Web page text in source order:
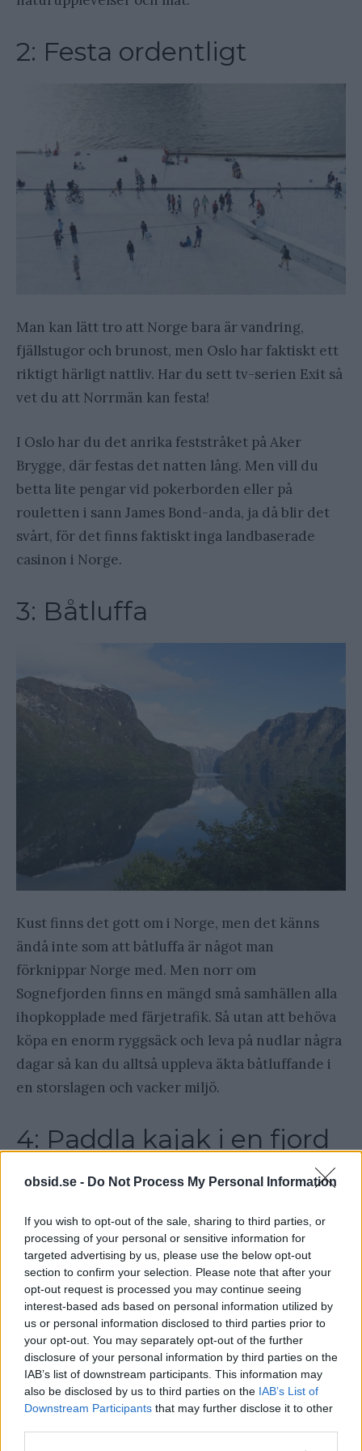
obsid.se - Do Not Process My Personal Information
If you wish to opt-out of the sale, sharing to third parties, or
processing of your personal or sensitive information for
targeted advertising by us, please use the below opt-out
section to confirm your selection. Please note that after your
opt-out request is processed you may continue seeing
interest-based ads based on personal information utilized by
us or personal information disclosed to third parties prior to
your opt-out. You may separately opt-out of the further
disclosure of your personal information by third parties on the
IAB’s list of downstream participants. This information may
also be disclosed by us to third parties on the IAB’s List of
Downstream Participants that may further disclose it to other
2: Festa ordentligt
Man kan lätt tro att Norge bara är vandring,
fjällstugor och brunost, men Oslo har faktiskt ett
riktigt härligt nattliv. Har du sett tv-serien Exit så
vet du att Norrmän kan festa!
I Oslo har du det anrika feststråket på Aker
Brygge, där festas det natten lång. Men vill du
betta lite pengar vid pokerborden eller på
rouletten i sann James Bond-anda, ja då blir det
svårt, för det finns faktiskt inga landbaserade
casinon i Norge.
3: Båtluffa
Kust finns det gott om i Norge, men det känns
ändå inte som att båtluffa är något man
förknippar Norge med. Men norr om
Sognefjorden finns en mängd små samhällen alla
ihopkopplade med färjetrafik. Så utan att behöva
köpa en enorm ryggsäck och leva på nudlar några
dagar så kan du alltså uppleva äkta båtluffande i
en storslagen och vacker miljö.
4: Paddla kajak i en fjord